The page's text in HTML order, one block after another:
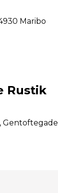
Maribo
Rustik
Gentoftegade